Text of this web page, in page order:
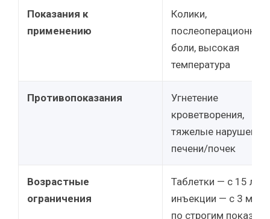
Показания к
применению
Колики,
послеоперационные
боли, высокая
температура
Противопоказания
Угнетение
кроветворения,
тяжелые нарушения
печени/почек
Возрастные
ограничения
Таблетки — с 15 лет,
инъекции — с 3
по строгим